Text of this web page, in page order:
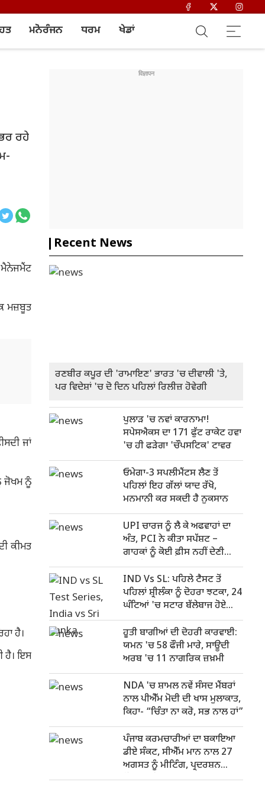
ਮਨੋਰੰਜਨ ਧਰਮ ਖੇਡਾਂ
ਰਹੇ
ਮਜ਼ਬੂਤ
ਜਾਂ
ਜੋਖਮ ਨੂੰ
ਕੀਮਤ
ਹੈ।
ਹੈ। ਇਸ
Recent News
ਰਣਬੀਰ ਕਪੂਰ ਦੀ 'ਰਾਮਾਇਣ' ਭਾਰਤ 'ਚ ਦੀਵਾਲੀ 'ਤੇ,
ਪਰ ਵਿਦੇਸ਼ਾਂ 'ਚ ਦੋ ਦਿਨ ਪਹਿਲਾਂ ਰਿਲੀਜ਼ ਹੋਵੇਗੀ
ਪੁਲਾੜ 'ਚ ਨਵਾਂ ਕਾਰਨਾਮਾ!
ਸਪੇਸਐਕਸ ਦਾ 171 ਫੁੱਟ ਰਾਕੇਟ ਹਵਾ
'ਚ ਹੀ ਫੜੇਗਾ 'ਚੌਪਸਟਿਕ' ਟਾਵਰ
ਓਮੇਗਾ-3 ਸਪਲੀਮੈਂਟਸ ਲੈਣ ਤੋਂ
ਪਹਿਲਾਂ ਇਹ ਗੱਲਾਂ ਯਾਦ ਰੱਖੋ,
ਮਨਮਾਨੀ ਕਰ ਸਕਦੀ ਹੈ ਨੁਕਸਾਨ
UPI ਚਾਰਜ ਨੂੰ ਲੈ ਕੇ ਅਫਵਾਹਾਂ ਦਾ
ਅੰਤ, PCI ਨੇ ਕੀਤਾ ਸਪੱਸ਼ਟ –
ਗਾਹਕਾਂ ਨੂੰ ਕੋਈ ਫ਼ੀਸ ਨਹੀਂ ਦੇਣੀ
ਪਵੇਗੀ
IND Vs SL: ਪਹਿਲੇ ਟੈਸਟ ਤੋਂ
ਪਹਿਲਾਂ ਸ਼੍ਰੀਲੰਕਾ ਨੂੰ ਦੋਹਰਾ ਝਟਕਾ, 24
ਘੰਟਿਆਂ 'ਚ ਸਟਾਰ ਬੱਲੇਬਾਜ ਹੋਏ
ਬਾਹਰ
ਹੂਤੀ ਬਾਗੀਆਂ ਦੀ ਦੋਹਰੀ ਕਾਰਵਾਈ:
ਯਮਨ 'ਚ 58 ਫੌਜੀ ਮਾਰੇ, ਸਾਊਦੀ
ਅਰਬ 'ਚ 11 ਨਾਗਰਿਕ ਜ਼ਖ਼ਮੀ
NDA 'ਚ ਸ਼ਾਮਲ ਨਵੇਂ ਸੰਸਦ ਮੈਂਬਰਾਂ
ਨਾਲ ਪੀਐੱਮ ਮੋਦੀ ਦੀ ਖਾਸ ਮੁਲਾਕਾਤ,
ਕਿਹਾ- “ਚਿੰਤਾ ਨਾ ਕਰੋ, ਸਭ ਨਾਲ ਹਾਂ”
ਪੰਜਾਬ ਕਰਮਚਾਰੀਆਂ ਦਾ ਬਕਾਇਆ
ਡੀਏ ਸੰਕਟ, ਸੀਐੱਮ ਮਾਨ ਨਾਲ 27
ਅਗਸਤ ਨੂੰ ਮੀਟਿੰਗ, ਪ੍ਰਦਰਸ਼ਨ
ਦੌਰਾਨ ਪੁਲਿਸ ਨਾਲ ਝੜਪ